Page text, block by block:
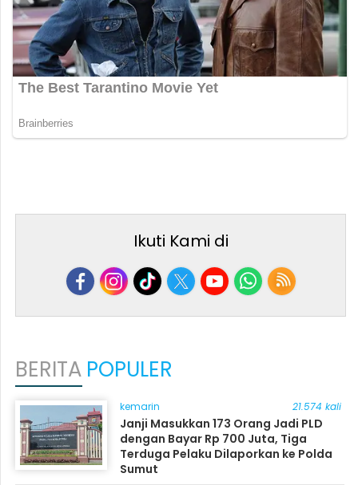
Ikuti Kami di
BERITA POPULER
kemarin 21.574 kali
Janji Masukkan 173 Orang Jadi PLD
dengan Bayar Rp 700 Juta, Tiga
Terduga Pelaku Dilaporkan ke Polda
Sumut